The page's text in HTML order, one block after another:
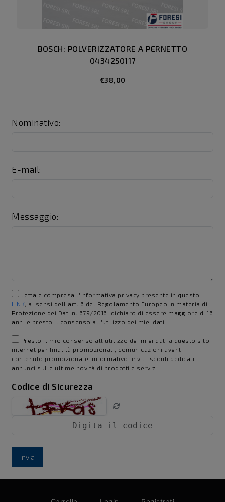
BOSCH: POLVERIZZATORE A PERNETTO
0434250117
€38,00
Nominativo:
E-mail:
Messaggio:
Letta e compresa l'informativa privacy presente in questo
LINK , ai sensi dell'art. 6 del Regolamento Europeo in materia di
Protezione dei Dati n. 679/2016, dichiaro di essere maggiore di 16
anni e presto il consenso all'utilizzo dei miei dati.
Presto il mio consenso all'utilizzo dei miei dati a questo sito
internet per finalità promozionali, comunicazioni aventi
contenuto promozionale, informativo, inviti, sconti dedicati,
annunci sulle ultime novità di prodotti e servizi
Codice di Sicurezza
Invia